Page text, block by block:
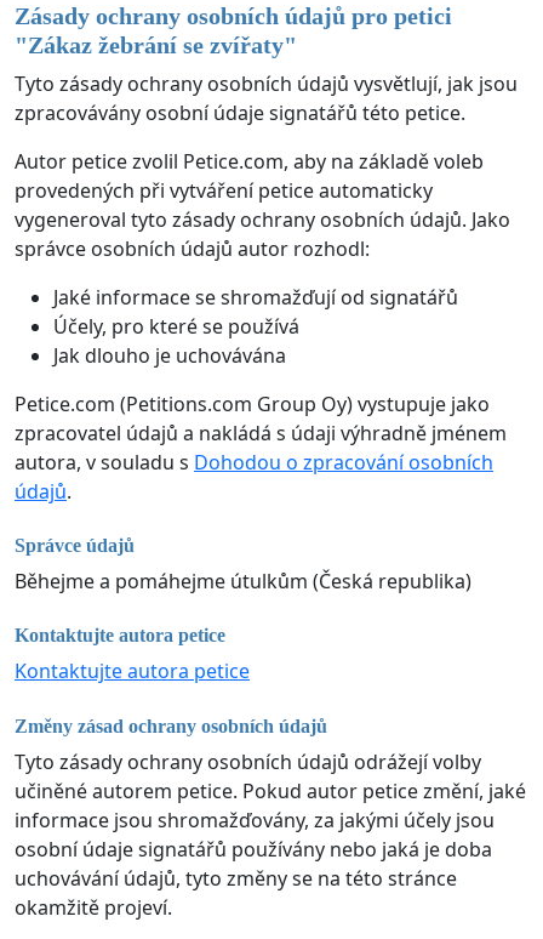
Zásady ochrany osobních údajů pro petici
"Zákaz žebrání se zvířaty"
Tyto zásady ochrany osobních údajů vysvětlují, jak jsou
zpracovávány osobní údaje signatářů této petice.
Autor petice zvolil Petice.com, aby na základě voleb
provedených při vytváření petice automaticky
vygeneroval tyto zásady ochrany osobních údajů. Jako
správce osobních údajů autor rozhodl:
Jaké informace se shromažďují od signatářů
Účely, pro které se používá
Jak dlouho je uchovávána
Petice.com (Petitions.com Group Oy) vystupuje jako
zpracovatel údajů a nakládá s údaji výhradně jménem
autora, v souladu s Dohodou o zpracování osobních
údajů.
Správce údajů
Běhejme a pomáhejme útulkům (Česká republika)
Kontaktujte autora petice
Kontaktujte autora petice
Změny zásad ochrany osobních údajů
Tyto zásady ochrany osobních údajů odrážejí volby
učiněné autorem petice. Pokud autor petice změní, jaké
informace jsou shromažďovány, za jakými účely jsou
osobní údaje signatářů používány nebo jaká je doba
uchovávání údajů, tyto změny se na této stránce
okamžitě projeví.